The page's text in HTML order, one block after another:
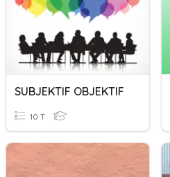
SUBJEKTIF OBJEKTIF
10 T